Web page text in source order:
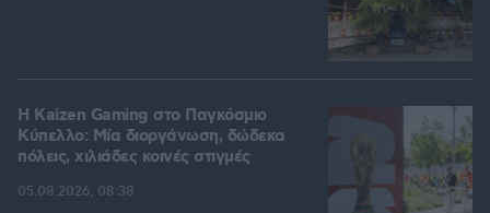
H Kaizen Gaming στο Παγκόσμιο
Kύπελλο: Μία διοργάνωση, δώδεκα
πόλεις, χιλιάδες κοινές στιγμές
05.08.2026, 08:38